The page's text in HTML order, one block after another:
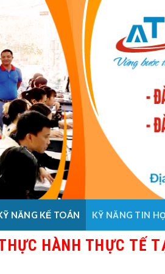
NĂNG KẾ TOÁN KỸ NĂNG TIN
HÀNH THỰC TẾ TẠI